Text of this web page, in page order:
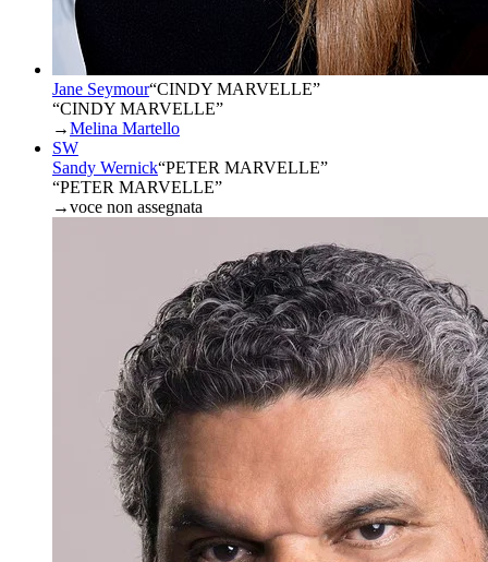
Jane Seymour“CINDY MARVELLE”
“CINDY MARVELLE”
→Melina Martello
SW
Sandy Wernick“PETER MARVELLE”
“PETER MARVELLE”
→voce non assegnata